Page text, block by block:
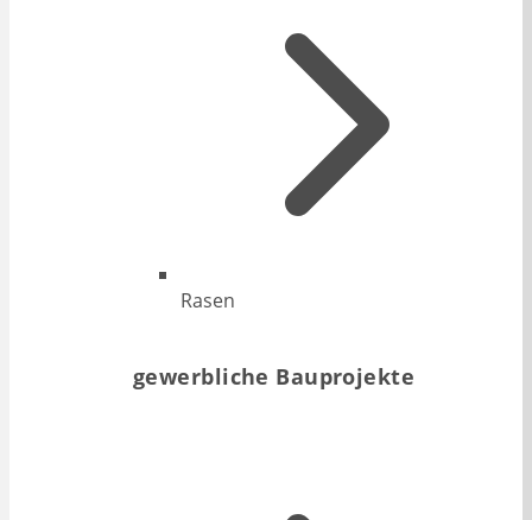
Rasen
gewerbliche Bauprojekte